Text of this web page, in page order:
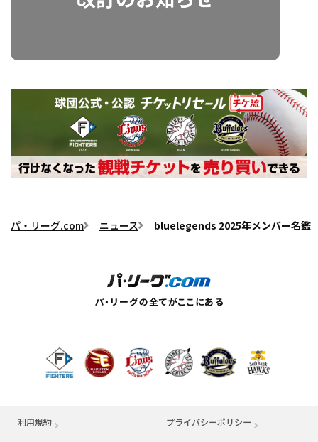
パ・リーグ.com ニュース bluelegends 2025年メンバー名鑑
利用規約 プライバシーポリシー